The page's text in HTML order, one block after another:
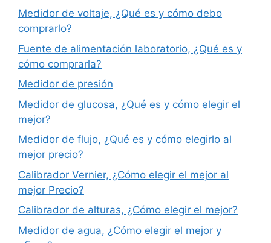
Medidor de voltaje, ¿Qué es y cómo debo
comprarlo?
Fuente de alimentación laboratorio, ¿Qué es y
cómo comprarla?
Medidor de presión
Medidor de glucosa, ¿Qué es y cómo elegir el
mejor?
Medidor de flujo, ¿Qué es y cómo elegirlo al
mejor precio?
Calibrador Vernier, ¿Cómo elegir el mejor al
mejor Precio?
Calibrador de alturas, ¿Cómo elegir el mejor?
Medidor de agua, ¿Cómo elegir el mejor y